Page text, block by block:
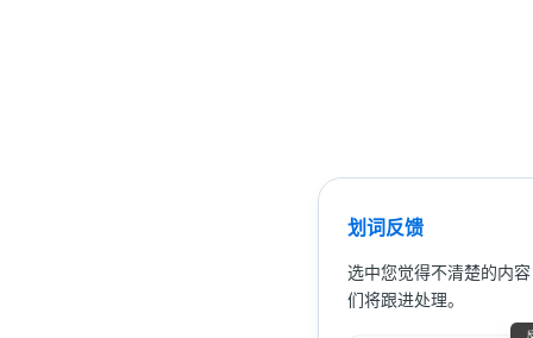
划词反馈
选中您觉得不清楚的内
们将跟进处理。